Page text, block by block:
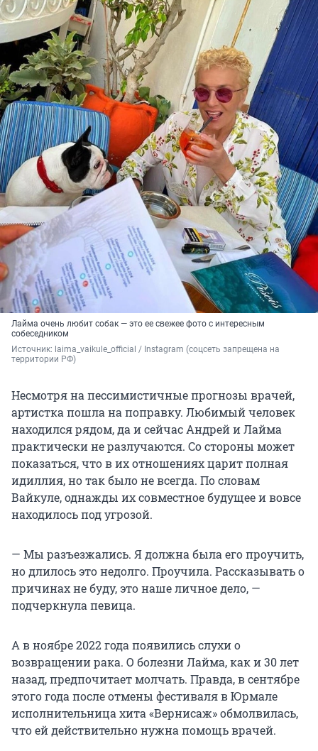
Лайма очень любит собак — это ее свежее фото с интересным
собеседником
Источник: laima_vaikule_official / Instagram (соцсеть запрещена на
территории РФ)
Несмотря на пессимистичные прогнозы врачей,
артистка пошла на поправку. Любимый человек
находился рядом, да и сейчас Андрей и Лайма
практически не разлучаются. Со стороны может
показаться, что в их отношениях царит полная
идиллия, но так было не всегда. По словам
Вайкуле, однажды их совместное будущее и вовсе
находилось под угрозой.
— Мы разъезжались. Я должна была его проучить,
но длилось это недолго. Проучила. Рассказывать о
причинах не буду, это наше личное дело, —
подчеркнула певица.
А в ноябре 2022 года появились слухи о
возвращении рака. О болезни Лайма, как и 30 лет
назад, предпочитает молчать. Правда, в сентябре
этого года после отмены фестиваля в Юрмале
исполнительница хита «Вернисаж» обмолвилась,
что ей действительно нужна помощь врачей.